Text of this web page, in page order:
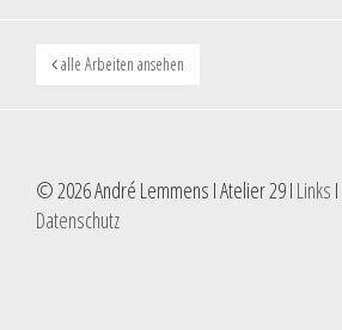
alle Arbeiten ansehen
© 2026 André Lemmens I Atelier 29 I Links I
Datenschutz